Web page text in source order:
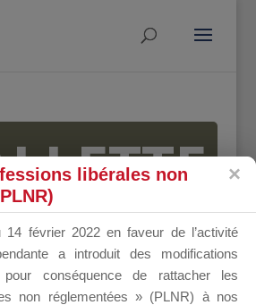
DU
libérales non
14 février 2022 en faveur de l’activité
a introduit des modifications
conséquence de rattacher les
non réglementées » (PLNR) à nos